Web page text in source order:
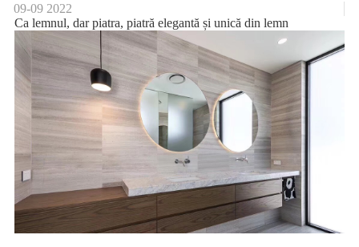
09-09 2022
Ca lemnul, dar piatra, piatră elegantă și unică din lemn